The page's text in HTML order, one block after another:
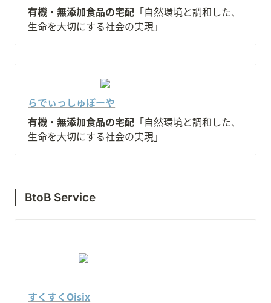
有機・無添加食品の宅配 「自然環境と調和した、
生命を大切にする社会の実現」
らでぃっしゅぼーや
有機・無添加食品の宅配 「自然環境と調和した、
生命を大切にする社会の実現」
BtoB Service
すくすくOisix